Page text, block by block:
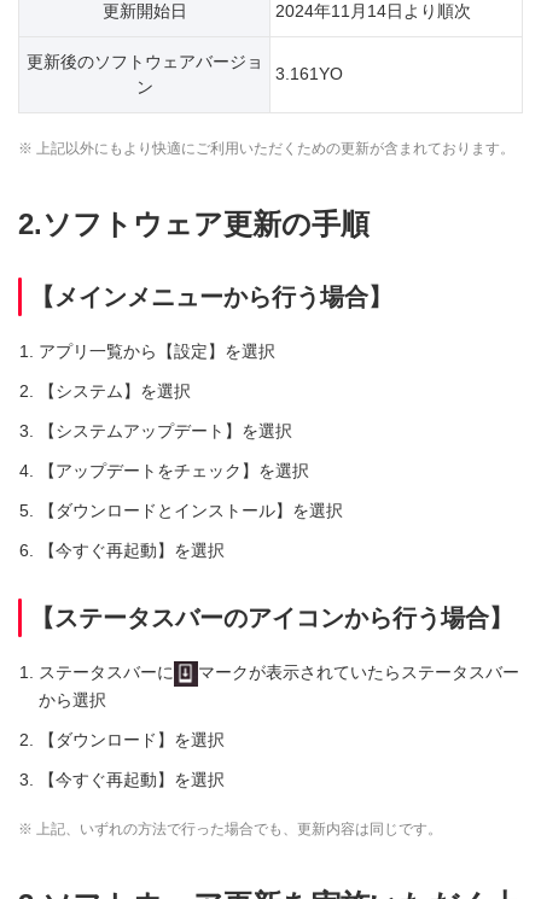
更新開始日 2024年11月14日より順次
更新後のソフトウェアバージョ
ン
3.161YO
※ 上記以外にもより快適にご利用いただくための更新が含まれております。
2.ソフトウェア更新の手順
【メインメニューから行う場合】
アプリ一覧から【設定】を選択
【システム】を選択
【システムアップデート】を選択
【アップデートをチェック】を選択
【ダウンロードとインストール】を選択
【今すぐ再起動】を選択
【ステータスバーのアイコンから行う場合】
ステータスバーに
マークが表示されていたらステータスバー
から選択
【ダウンロード】を選択
【今すぐ再起動】を選択
※ 上記、いずれの方法で行った場合でも、更新内容は同じです。